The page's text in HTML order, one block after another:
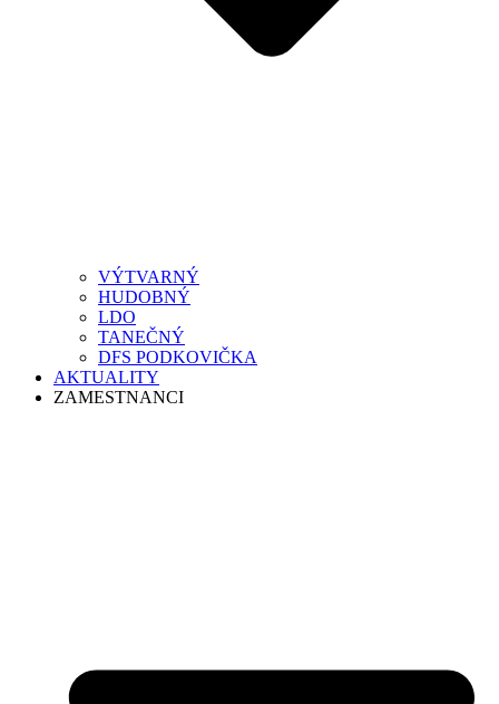
VÝTVARNÝ
HUDOBNÝ
LDO
TANEČNÝ
DFS PODKOVIČKA
AKTUALITY
ZAMESTNANCI